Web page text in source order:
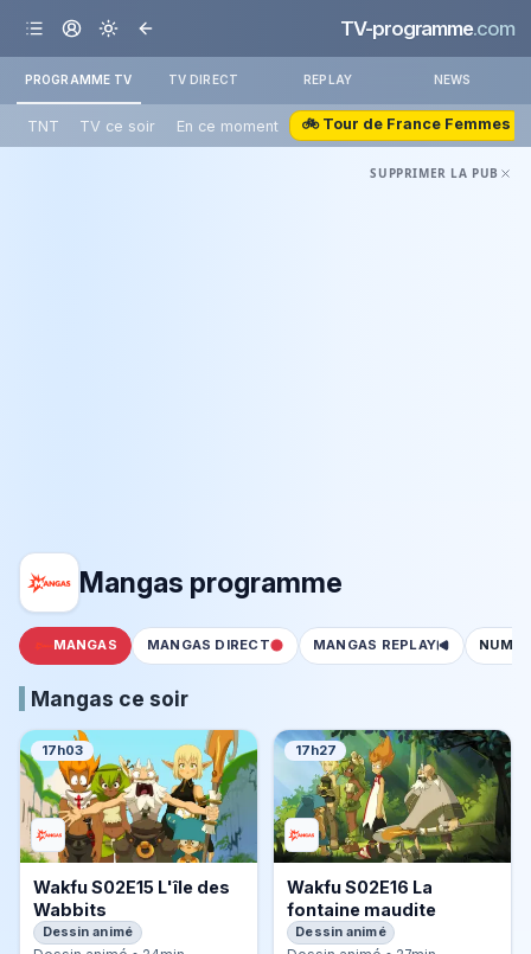
TV-programme.com
PROGRAMME TV TV DIRECT REPLAY NEWS
TNT TV ce soir En ce moment 🚲 Tour de France Femmes
SUPPRIMER LA PUB
Mangas programme
MANGAS MANGAS DIRECT MANGAS REPLAY
Mangas ce soir
17h03
Wakfu S02E15 L'île des
Wabbits
Dessin animé
17h27
Wakfu S02E16 La
fontaine maudite
Dessin animé